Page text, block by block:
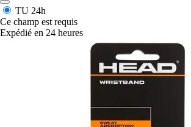
TU 24h
Ce champ est requis
Expédié en 24 heures